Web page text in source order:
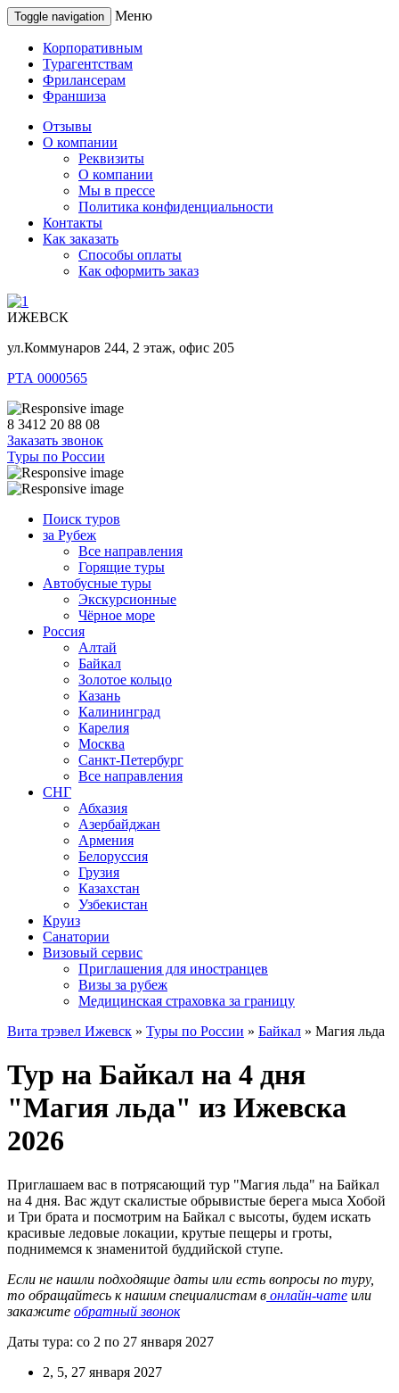
Toggle navigation Меню
Корпоративным
Турагентствам
Фрилансерам
Франшиза
Отзывы
О компании
Реквизиты
О компании
Мы в прессе
Политика конфиденциальности
Контакты
Как заказать
Способы оплаты
Как оформить заказ
ИЖЕВСК
ул.Коммунаров 244, 2 этаж, офис 205
РТА 0000565
8 3412 20 88 08
Заказать звонок
Туры по России
Поиск туров
за Рубеж
Все направления
Горящие туры
Автобусные туры
Экскурсионные
Чёрное море
Россия
Алтай
Байкал
Золотое кольцо
Казань
Калининград
Карелия
Москва
Санкт-Петербург
Все направления
СНГ
Абхазия
Азербайджан
Армения
Белоруссия
Грузия
Казахстан
Узбекистан
Круиз
Санатории
Визовый сервис
Приглашения для иностранцев
Визы за рубеж
Медицинская страховка за границу
Вита трэвел Ижевск » Туры по России » Байкал » Магия льда
Тур на Байкал на 4 дня
"Магия льда" из Ижевска
2026
Приглашаем вас в потрясающий тур "Магия льда" на Байкал
на 4 дня. Вас ждут скалистые обрывистые берега мыса Хобой
и Три брата и посмотрим на Байкал с высоты, будем искать
красивые ледовые локации, крутые пещеры и гроты,
поднимемся к знаменитой буддийской ступе.
Если не нашли подходящие даты или есть вопросы по туру,
то обращайтесь к нашим специалистам в онлайн-чате или
закажите обратный звонок
Даты тура: со 2 по 27 января 2027
2, 5, 27 января 2027